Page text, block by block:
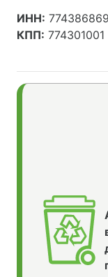
ИНН:
КПП: 774301001